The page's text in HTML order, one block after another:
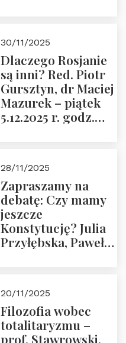
zwiedzanie
Muzeum Żołnierzy
Wyklętych i
Więźniów
Politycznych PRL o
godz. 16:00 – 19
30/11/2025
Dlaczego Rosjanie
są inni? Red. Piotr
Gursztyn, dr Maciej
Mazurek – piątek
5.12.2025 r. godz.
28/11/2025
Zapraszamy na
debatę: Czy mamy
jeszcze
Konstytucję? Julia
Przyłębska, Paweł
Przemysław
Sobolewski – 4
grudnia 2025 r.
20/11/2025
Filozofia wobec
totalitaryzmu –
prof. Stawrowski,